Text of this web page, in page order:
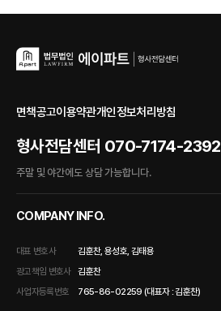
면책공고이용약관개인정보처리방침
COMPANY INFO.
대표 변호사
김훈찬, 용성호, 김태용
광고책임 변호사
김훈찬
사업자등록번호
765-86-02259 (대표자 : 김훈찬)
형사전담센터 070-7174-2392
주말 및 야간에도 상담 가능합니다.